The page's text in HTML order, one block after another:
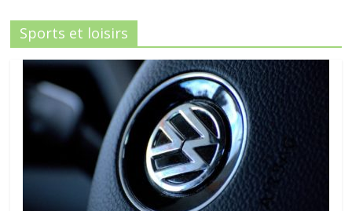
Sports et loisirs